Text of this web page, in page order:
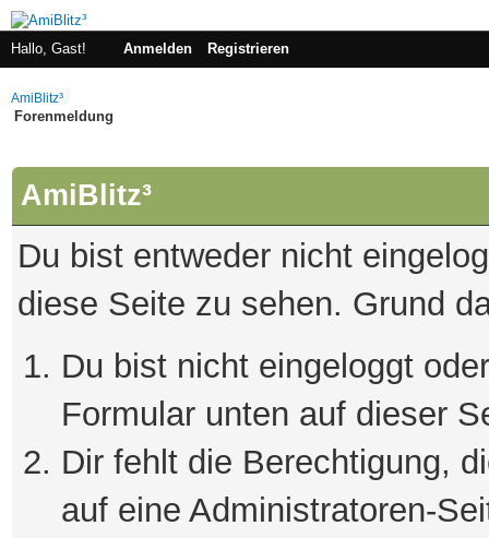
Hallo, Gast! Anmelden Registrieren
AmiBlitz³
Forenmeldung
AmiBlitz³
Du bist entweder nicht
diese Seite zu sehen. Grund
Du bist nicht eingeloggt
Formular unten auf dieser
Dir fehlt die Berechtigung,
auf eine Administratoren-